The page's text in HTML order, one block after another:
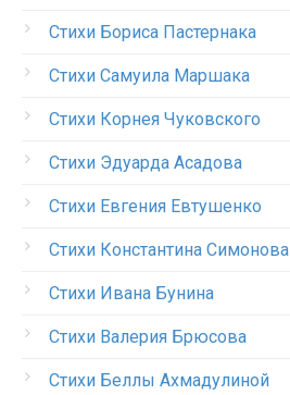
Стихи Бориса Пастернака
Стихи Самуила Маршака
Стихи Корнея Чуковского
Стихи Эдуарда Асадова
Стихи Евгения Евтушенко
Стихи Константина Симонова
Стихи Ивана Бунина
Стихи Валерия Брюсова
Стихи Беллы Ахмадулиной